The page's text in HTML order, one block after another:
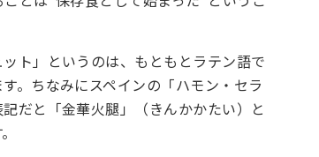
ト」というのは、もともとラテン語で
。ちなみにスペインの「ハモン・セラ
だと「金華火腿」（きんかかたい）と